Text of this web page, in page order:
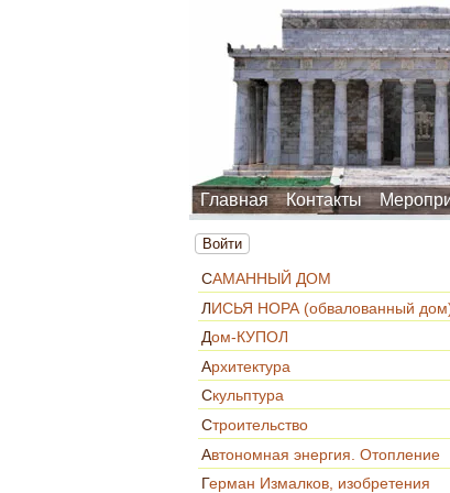
Главная Контакты
Войти
САМАННЫЙ ДОМ
ЛИСЬЯ НОРА (обвалованный
Дом-КУПОЛ
Архитектура
Скульптура
Строительство
Автономная энергия. Отопление
Герман Измалков, изобретения